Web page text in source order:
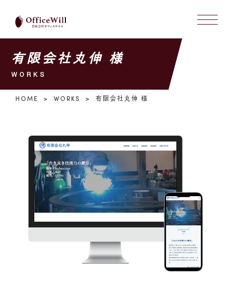
有限会社丸伸 様
WORKS
HOME WORKS 有限会社丸伸 様